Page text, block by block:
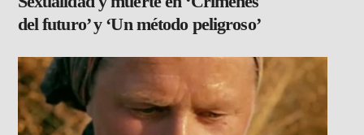
del futuro’ y ‘Un método peligroso’